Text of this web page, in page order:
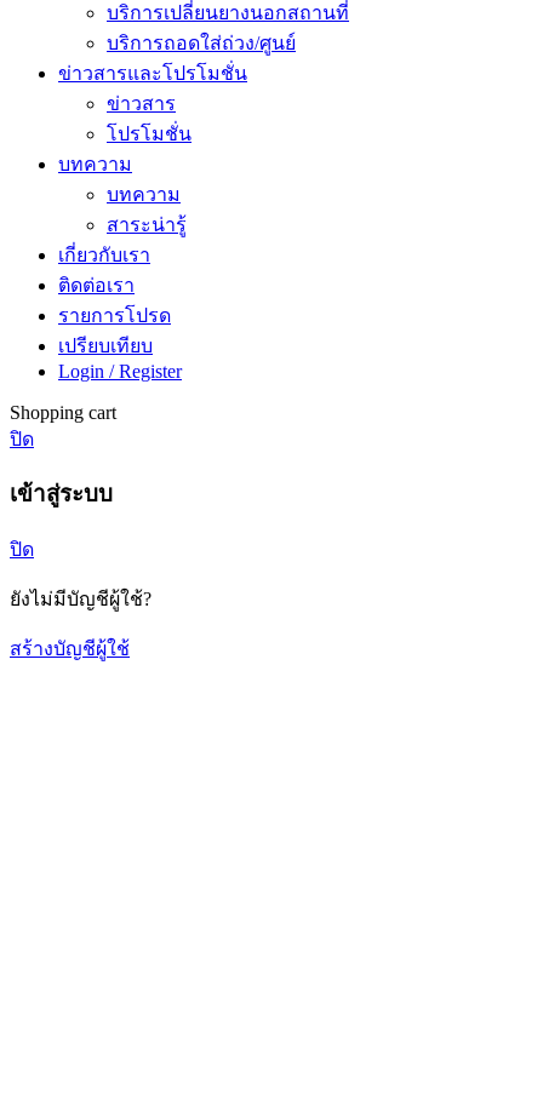
บริการเปลี่ยนยางนอกสถานที่
บริการถอดใส่ถ่วง/ศูนย์
ข่าวสารและโปรโมชั่น
ข่าวสาร
โปรโมชั่น
บทความ
บทความ
สาระน่ารู้
เกี่ยวกับเรา
ติดต่อเรา
รายการโปรด
เปรียบเทียบ
Login / Register
Shopping cart
ปิด
เข้าสู่ระบบ
ปิด
ยังไม่มีบัญชีผู้ใช้?
สร้างบัญชีผู้ใช้